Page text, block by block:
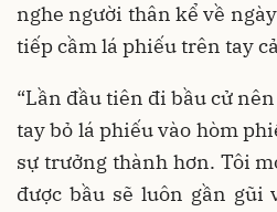
nghe người thân kể về
tiếp cầm lá phiếu trên tay
“Lần đầu tiên đi bầu cử
tay bỏ lá phiếu vào hòm
sự trưởng thành hơn. Tôi
được bầu sẽ luôn gần gũi